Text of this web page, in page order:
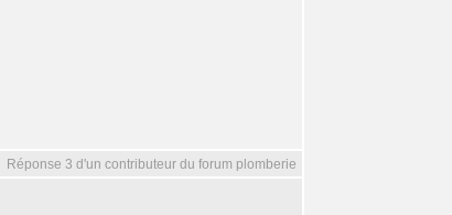
Réponse 3 d'un contributeur du forum plomberie